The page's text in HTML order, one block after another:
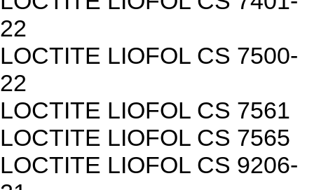
22
LOCTITE LIOFOL CS 7500-
22
LOCTITE LIOFOL CS 7561
LOCTITE LIOFOL CS 7565
LOCTITE LIOFOL CS 9206-